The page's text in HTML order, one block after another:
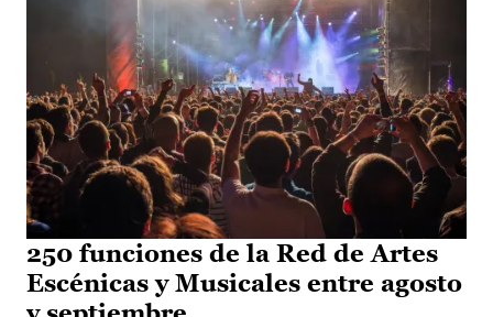
250 funciones de la Red de Artes
Escénicas y Musicales entre agosto